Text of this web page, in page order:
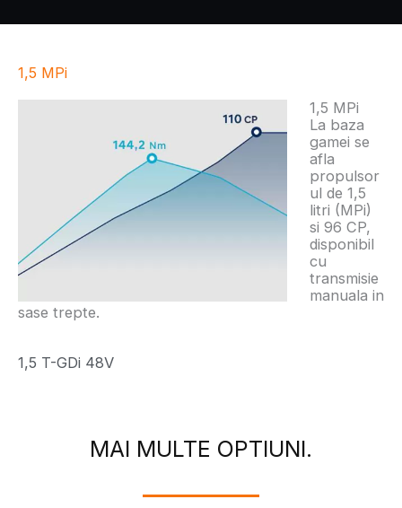
1,5 MPi
1,5 MPi
La baza
gamei se
afla
propulsor
ul de 1,5
litri (MPi)
si 96 CP,
disponibil
cu
transmisie
manuala in
sase trepte.
1,5 T-GDi 48V
MAI MULTE OPTIUNI.